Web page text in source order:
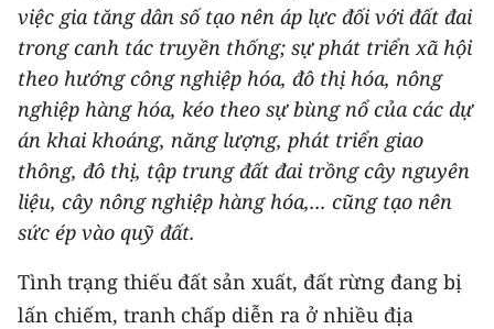
THỂ THAO
GIÁO DỤC
Y TẾ
KHOA HỌC - CÔNG NGHỆ
MÔI TRƯỜNG
BẠN ĐỌC
việc gia tăng dân số tạo nên áp lực đối với đất đai
trong canh tác truyền thống; sự phát triển xã hội
theo hướng công nghiệp hóa, đô thị hóa, nông
nghiệp hàng hóa, kéo theo sự bùng nổ của các dự
án khai khoáng, năng lượng, phát triển giao
thông, đô thị, tập trung đất đai trồng cây nguyên
liệu, cây nông nghiệp hàng hóa,... cũng tạo nên
sức ép vào quỹ đất.
Tình trạng thiếu đất sản xuất, đất rừng đang bị
lấn chiếm, tranh chấp diễn ra ở nhiều địa